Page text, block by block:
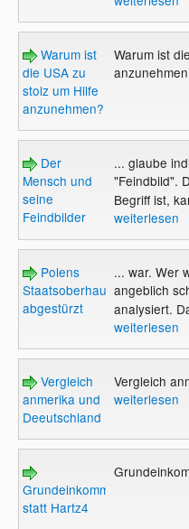
Warum ist
die USA zu
stolz um Hilfe
anzunehmen?
Warum ist
Der
Mensch und
seine
Feindbilder
... glaube
"Feindbild".
Begriff ist,
weiterlesen
Polens
Staatsoberhaupt
abgestürzt
... war. Wer
angeblich
analysiert.
weiterlesen
Vergleich
anmerika und
Deeutschland
Vergleich
weiterlesen
Grundeinkommen
statt Hartz4